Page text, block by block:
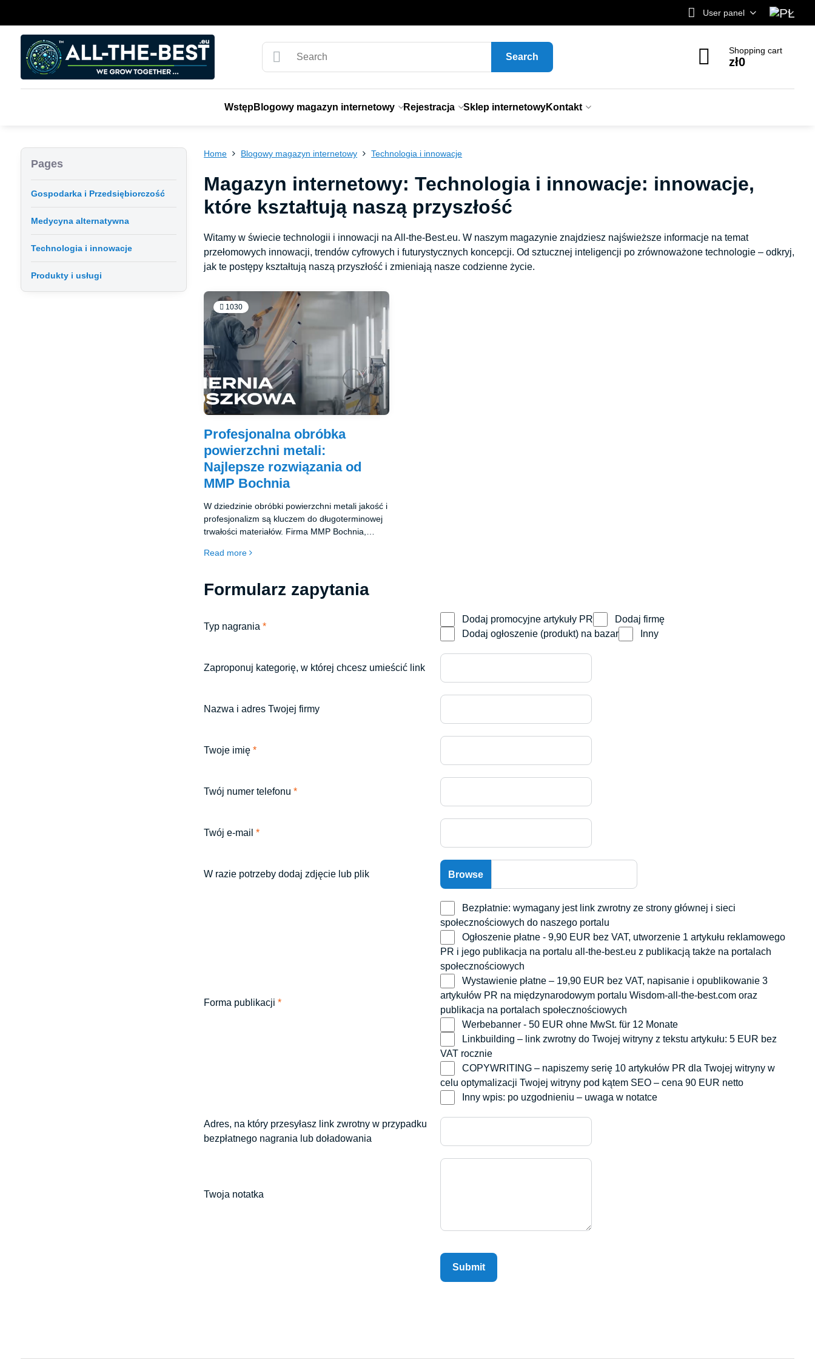
User panel
Search
Shopping cart
zł0
WstępBlogowy magazyn internetowy Rejestracja Sklep internetowyKontakt
Home Blogowy magazyn internetowy Technologia i innowacje
Magazyn internetowy: Technologia i innowacje: innowacje,
które kształtują naszą przyszłość
Witamy w świecie technologii i innowacji na All-the-Best.eu. W naszym magazynie znajdziesz najświeższe informacje na temat
przełomowych innowacji, trendów cyfrowych i futurystycznych koncepcji. Od sztucznej inteligencji po zrównoważone technologie – odkryj,
jak te postępy kształtują naszą przyszłość i zmieniają nasze codzienne życie.
1030
Profesjonalna obróbka
powierzchni metali:
Najlepsze rozwiązania od
MMP Bochnia
W dziedzinie obróbki powierzchni metali jakość i
profesjonalizm są kluczem do długoterminowej
trwałości materiałów. Firma MMP Bochnia,
liderem w świadczeniu kompleksowych usług w
Read more
Formularz zapytania
Typ nagrania*
Dodaj promocyjne artykuły PR
Dodaj firmę
Dodaj ogłoszenie (produkt) na bazar
Inny
Zaproponuj kategorię, w której chcesz umieścić link
Nazwa i adres Twojej firmy
Twoje imię*
Twój numer telefonu*
Twój e-mail*
W razie potrzeby dodaj zdjęcie lub plik
Forma publikacji*
społecznościowych do naszego portalu
PR i jego publikacja na portalu all-the-best.eu z publikacją także na portalach
społecznościowych
artykułów PR na międzynarodowym portalu Wisdom-all-the-best.com oraz
publikacja na portalach społecznościowych
Werbebanner - 50 EUR ohne MwSt. für 12 Monate
VAT rocznie
celu optymalizacji Twojej witryny pod kątem SEO – cena 90 EUR netto
Inny wpis: po uzgodnieniu – uwaga w notatce
Adres, na który przesyłasz link zwrotny w przypadku
bezpłatnego nagrania lub doładowania
Twoja notatka
Submit
Pages
Gospodarka i Przedsiębiorczość
Medycyna alternatywna
Technologia i innowacje
Produkty i usługi